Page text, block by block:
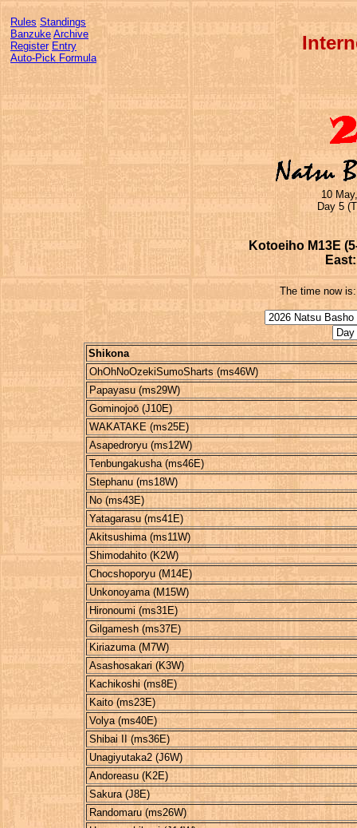
Rules Standings
Banzuke Archive
Register Entry
Auto-Pick Formula
10
Day 5
Kotoeiho M13E
The time now
Shikona
OhOhNoOzekiSumoSharts (ms46W)
Papayasu (ms29W)
Gominojoō (J10E)
WAKATAKE (ms25E)
Asapedroryu (ms12W)
Tenbungakusha (ms46E)
Stephanu (ms18W)
No (ms43E)
Yatagarasu (ms41E)
Akitsushima (ms11W)
Shimodahito (K2W)
Chocshoporyu (M14E)
Unkonoyama (M15W)
Hironoumi (ms31E)
Gilgamesh (ms37E)
Kiriazuma (M7W)
Asashosakari (K3W)
Kachikoshi (ms8E)
Kaito (ms23E)
Volya (ms40E)
Shibai II (ms36E)
Unagiyutaka2 (J6W)
Andoreasu (K2E)
Sakura (J8E)
Randomaru (ms26W)